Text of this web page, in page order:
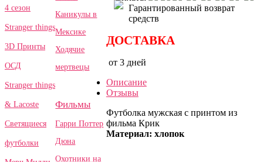
4 сезон
Stranger things
3D Принты
ОСД
Stranger things
& Lacoste
Светящиеся
футболки
Каникулы в
Мексике
Ходячие
мертвецы
Фильмы
Гарри Поттер
Дюна
Охотники на
Гарантированный возврат
средств
ДОСТАВКА
от 3 дней
Описание
Отзывы
Футболка мужская с принтом из
фильма Крик
Материал: хлопок